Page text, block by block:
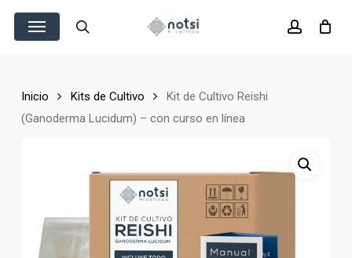
main
search account
Menu
Inicio Kits de Cultivo
Kit de Cultivo Reishi
(Ganoderma Lucidum) – con curso en línea